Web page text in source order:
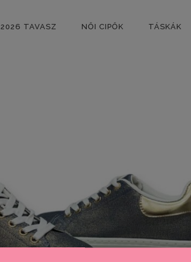
2026 TAVASZ NŐI CIPŐK TÁSKÁK